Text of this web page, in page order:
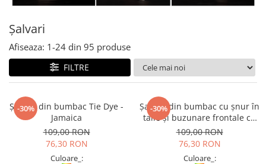
Fuste
Salopete
Rochii
RUCSACURI
Rucsacuri Mari cu Print
Rucsacuri Mici
ACCESORII
Genți și Borsete
Căciuli
Șalvari
Afiseaza: 1-24 din 95 produse
FILTRE
-30%
Șalvari din bumbac Tie Dye -
Jamaica
109,00 RON
76,30 RON
Culoare_:
-30%
Șalvari din bumbac cu șnur în
talie și buzunare frontale cu
fermoar - Multicolor
109,00 RON
76,30 RON
Culoare_: